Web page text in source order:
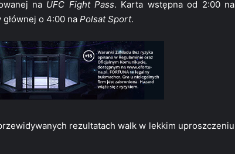
na UFC Fight Pass. Karta wstępna od 2:00 na
o 4:00 na Polsat Sport.
rezultatach walk w lekkim uproszczeniu